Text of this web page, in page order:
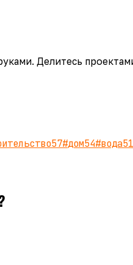
Делитесь
57#дом54#вода51